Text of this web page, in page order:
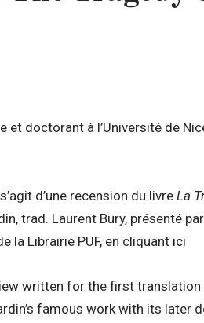
doctorant à l’Université de
d’une recension du livre La
trad. Laurent Bury, présenté
la Librairie PUF, en cliquant ici
written for the first translation
famous work with its later